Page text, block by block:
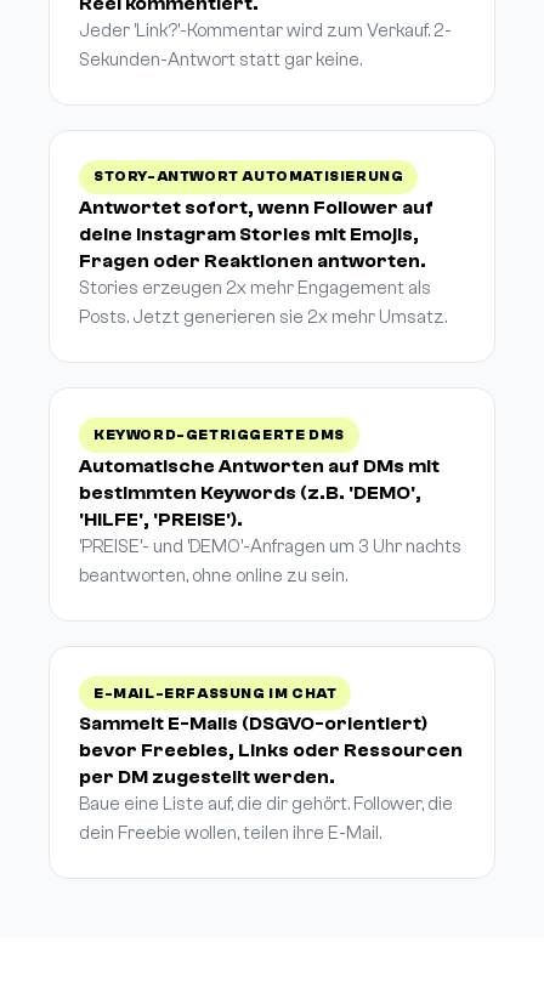
Jeder 'Link?'-Kommentar wird zum Verkauf. 2-
Sekunden-Antwort statt gar keine.
STORY-ANTWORT AUTOMATISIERUNG
Antwortet sofort, wenn Follower auf
deine Instagram Stories mit Emojis,
Fragen oder Reaktionen antworten.
Stories erzeugen 2x mehr Engagement als
Posts. Jetzt generieren sie 2x mehr Umsatz.
KEYWORD-GETRIGGERTE DMS
Automatische Antworten auf DMs mit
bestimmten Keywords (z.B. 'DEMO',
'HILFE', 'PREISE').
'PREISE'- und 'DEMO'-Anfragen um 3 Uhr nachts
beantworten, ohne online zu sein.
E-MAIL-ERFASSUNG IM CHAT
Sammelt E-Mails (DSGVO-orientiert)
bevor Freebies, Links oder Ressourcen
per DM zugestellt werden.
Baue eine Liste auf, die dir gehört. Follower, die
dein Freebie wollen, teilen ihre E-Mail.